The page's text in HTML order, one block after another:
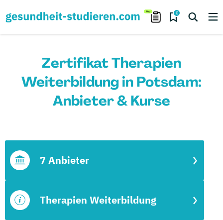
0
Zertifikat Therapien
Weiterbildung in Potsdam:
Anbieter & Kurse
Therapien Weiterbildung
7 Anbieter